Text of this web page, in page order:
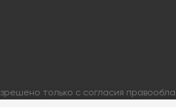
только с согласия